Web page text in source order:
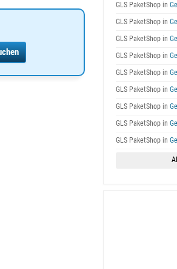
GLS PaketShop in
GLS PaketShop in
GLS PaketShop in
GLS PaketShop in
GLS PaketShop in
GLS PaketShop in
GLS PaketShop in
GLS PaketShop in
GLS PaketShop in